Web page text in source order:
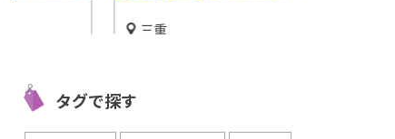
三重
ャー・湯の山
タグで探す